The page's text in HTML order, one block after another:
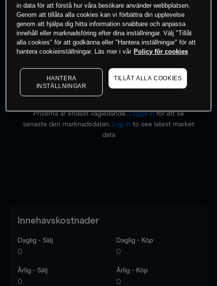
0% av kunderna har en position i detta
instrument
Börja handla
Priserna är endast vägledande.Logga inför att se
senaste den marknadsdatan.
Log in to see latest market
data
Innehavskostnader
Daglig - Sälj
0
Daglig - Köp
0
Årlig - Sälj
0
Årlig - Köp
0
in data för att förstå hur våra besökare använder webbplatsen.
Genom att tillåta alla cookies kan vi förbättra din upplevelse
genom att hjälpa dig hitta information snabbare och anpassa
innehåll eller marknadsföring efter dina inställningar. Välj "Tillåt
alla cookies" för att godkänna eller "Hantera inställningar" för att
hantera cookieinställningar. Läs mer i vår Policy för cookies
HANTERA
INSTÄLLNINGAR
TILLÅT ALLA COOKIES